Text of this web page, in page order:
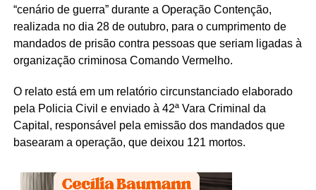
“cenário de guerra” durante a Operação Contenção,
realizada no dia 28 de outubro, para o cumprimento de
mandados de prisão contra pessoas que seriam ligadas à
organização criminosa Comando Vermelho.
O relato está em um relatório circunstanciado elaborado
pela Policia Civil e enviado à 42ª Vara Criminal da
Capital, responsável pela emissão dos mandados que
basearam a operação, que deixou 121 mortos.